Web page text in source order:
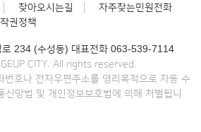
찾아오시는길
자주찾는민원전화
권정책
로 234 (수성동) 대표전화 063-539-7114
CITY. All rights reserved.
번호나 전자우편주소를 영리목적으로 자동 수
신망법 및 개인정보보호법에 의해 처벌됩니